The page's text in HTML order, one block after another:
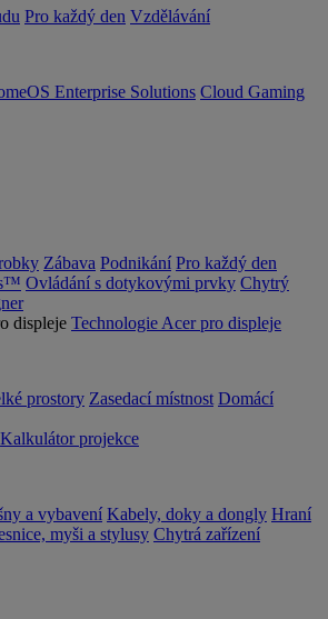
Pro každý den Vzdělávání
Enterprise Solutions Cloud Gaming
Zábava Podnikání Pro každý den
Ovládání s dotykovými prvky Chytrý
Technologie Acer pro displeje
prostory Zasedací místnost Domácí
Kalkulátor projekce
a vybavení Kabely, doky a dongly Hraní
myši a stylusy Chytrá zařízení